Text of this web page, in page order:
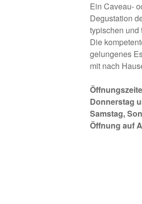
Ein Caveau-
Degustation
typischen
Die
gelungenes
mit nach
Donnerstag
Samstag,
Öffnung auf